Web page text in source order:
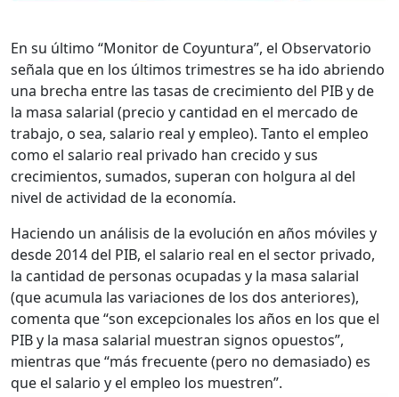
En su último “Monitor de Coyuntura”, el Observatorio
señala que en los últimos trimestres se ha ido abriendo
una brecha entre las tasas de crecimiento del PIB y de
la masa salarial (precio y cantidad en el mercado de
trabajo, o sea, salario real y empleo). Tanto el empleo
como el salario real privado han crecido y sus
crecimientos, sumados, superan con holgura al del
nivel de actividad de la economía.
Haciendo un análisis de la evolución en años móviles y
desde 2014 del PIB, el salario real en el sector privado,
la cantidad de personas ocupadas y la masa salarial
(que acumula las variaciones de los dos anteriores),
comenta que “son excepcionales los años en los que el
PIB y la masa salarial muestran signos opuestos”,
mientras que “más frecuente (pero no demasiado) es
que el salario y el empleo los muestren”.